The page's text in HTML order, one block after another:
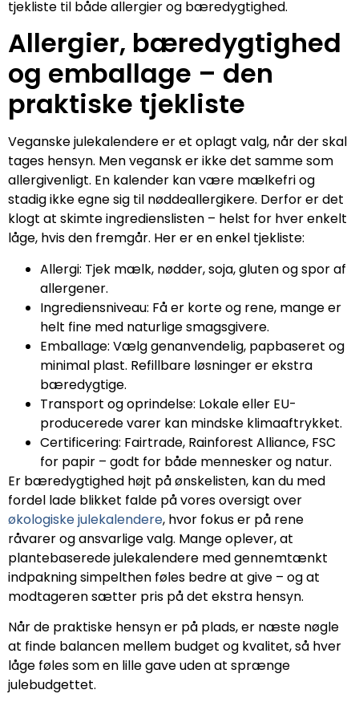
tjekliste til både allergier og bæredygtighed.
Allergier, bæredygtighed
og emballage – den
praktiske tjekliste
Veganske julekalendere er et oplagt valg, når der skal
tages hensyn. Men vegansk er ikke det samme som
allergivenligt. En kalender kan være mælkefri og
stadig ikke egne sig til nøddeallergikere. Derfor er det
klogt at skimte ingredienslisten – helst for hver enkelt
låge, hvis den fremgår. Her er en enkel tjekliste:
Allergi: Tjek mælk, nødder, soja, gluten og spor af
allergener.
Ingrediensniveau: Få er korte og rene, mange er
helt fine med naturlige smagsgivere.
Emballage: Vælg genanvendelig, papbaseret og
minimal plast. Refillbare løsninger er ekstra
bæredygtige.
Transport og oprindelse: Lokale eller EU-
producerede varer kan mindske klimaaftrykket.
Certificering: Fairtrade, Rainforest Alliance, FSC
for papir – godt for både mennesker og natur.
Er bæredygtighed højt på ønskelisten, kan du med
fordel lade blikket falde på vores oversigt over
økologiske julekalendere, hvor fokus er på rene
råvarer og ansvarlige valg. Mange oplever, at
plantebaserede julekalendere med gennemtænkt
indpakning simpelthen føles bedre at give – og at
modtageren sætter pris på det ekstra hensyn.
Når de praktiske hensyn er på plads, er næste nøgle
at finde balancen mellem budget og kvalitet, så hver
låge føles som en lille gave uden at sprænge
julebudgettet.